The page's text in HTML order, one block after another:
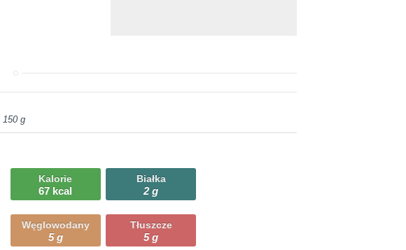
150 g
Kalorie
67 kcal
Białka
2 g
Węglowodany
5 g
Tłuszcze
5 g